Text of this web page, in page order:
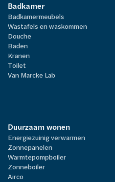
Badkamer
Badkamermeubels
Wastafels en waskommen
Douche
Baden
Kranen
Toilet
Van Marcke Lab
Duurzaam wonen
Energiezuinig verwarmen
Zonnepanelen
Warmtepompboiler
Zonneboiler
Airco